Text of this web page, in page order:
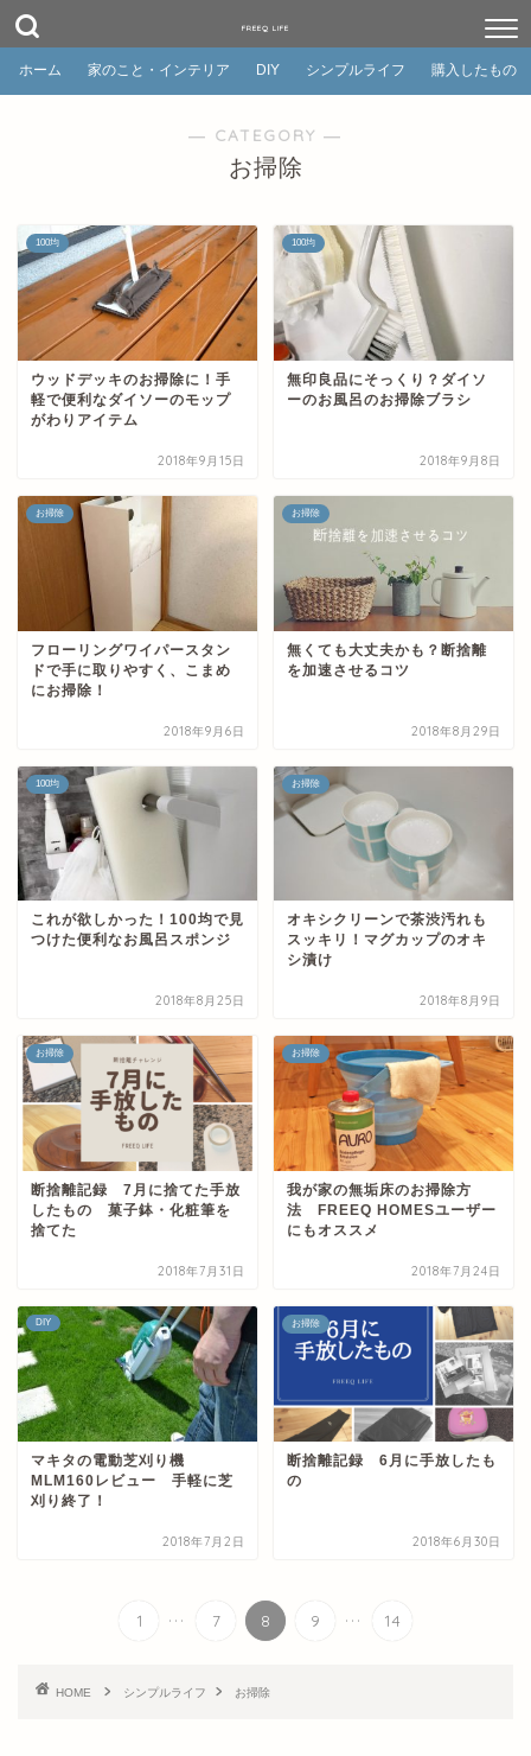
FREEQ LIFE
ホーム 家のこと・インテリア DIY シンプルライフ 購入したもの
― CATEGORY ―
お掃除
100均
ウッドデッキのお掃除に！手
軽で便利なダイソーのモップ
がわりアイテム
2018年9月15日
100均
無印良品にそっくり？ダイソ
ーのお風呂のお掃除ブラシ
2018年9月8日
お掃除
フローリングワイパースタン
ドで手に取りやすく、こまめ
にお掃除！
2018年9月6日
お掃除
無くても大丈夫かも？断捨離
を加速させるコツ
2018年8月29日
100均
これが欲しかった！100均で見
つけた便利なお風呂スポンジ
2018年8月25日
お掃除
オキシクリーンで茶渋汚れも
スッキリ！マグカップのオキ
シ漬け
2018年8月9日
お掃除
断捨離記録 7月に捨てた手放
したもの 菓子鉢・化粧筆を
捨てた
2018年7月31日
お掃除
我が家の無垢床のお掃除方
法 FREEQ HOMESユーザー
にもオススメ
2018年7月24日
DIY
マキタの電動芝刈り機
MLM160レビュー 手軽に芝
刈り終了！
2018年7月2日
お掃除
断捨離記録 6月に手放したも
の
2018年6月30日
1 ... 7 8 9 ... 14
HOME シンプルライフ お掃除